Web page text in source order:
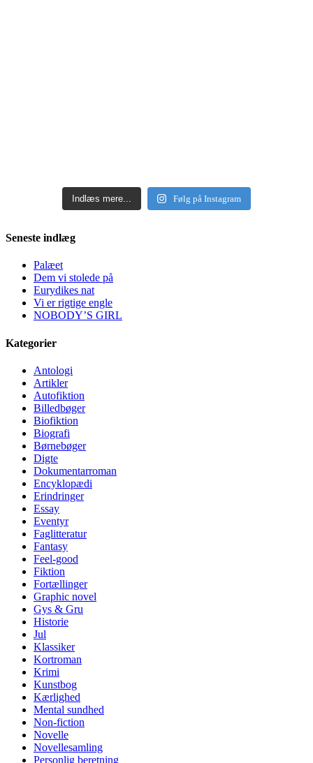
Indlæs mere... Følg på Instagram
Seneste indlæg
Palæet
Dem vi stolede på
Eurydikes nat
Vi er rigtige engle
NOBODY’S GIRL
Kategorier
Antologi
Artikler
Autofiktion
Billedbøger
Biofiktion
Biografi
Børnebøger
Digte
Dokumentarroman
Encyklopædi
Erindringer
Essay
Eventyr
Faglitteratur
Fantasy
Feel-good
Fiktion
Fortællinger
Graphic novel
Gys & Gru
Historie
Jul
Klassiker
Kortroman
Krimi
Kunstbog
Kærlighed
Mental sundhed
Non-fiction
Novelle
Novellesamling
Personlig beretning